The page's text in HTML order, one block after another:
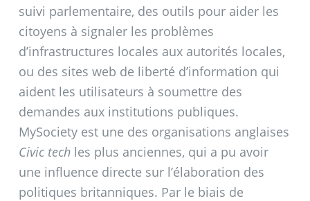
suivi parlementaire, des outils pour aider les
citoyens à signaler les problèmes
d’infrastructures locales aux autorités locales,
ou des sites web de liberté d’information qui
aident les utilisateurs à soumettre des
demandes aux institutions publiques.
MySociety est une des organisations anglaises
Civic techles plus anciennes, qui a pu avoir
une influence directe sur l’élaboration des
politiques britanniques. Par le biais de